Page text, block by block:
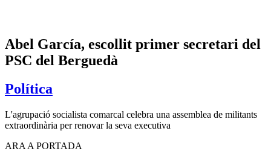
Abel García, escollit primer secretari del
PSC del Berguedà
Política
L'agrupació socialista comarcal celebra una assemblea de militants
extraordinària per renovar la seva executiva
ARA A PORTADA